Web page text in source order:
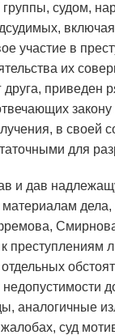
судом,
участие в
их
друга, приведен
в своей
для
и дав
дела,
преступлениям
аналогичные
суд